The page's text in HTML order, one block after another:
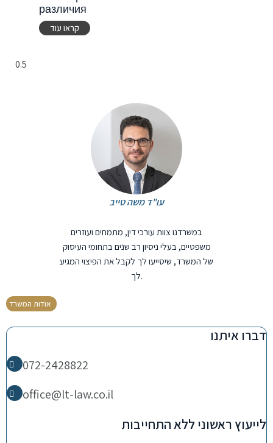
различия
קראו עוד
עו"ד משה טייב
במשרדנו צוות עורכי דין, מתמחים ועוזרים
משפטיים, בעלי ניסיון רב שנים בתחומי העיסוק
של המשרד, שיסייעו לך לקבל את הפיצוי המגיע
לך.
אודות המשרד
דברו איתנו
072-2428822
office@lt-law.co.il
לייעוץ ראשוני ללא התחייבות